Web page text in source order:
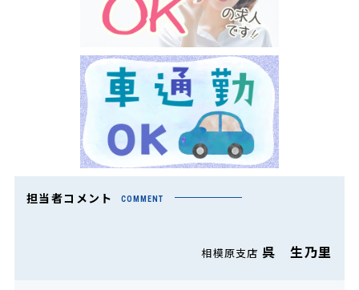
担当者コメント COMMENT
相模原支店呉 生乃里